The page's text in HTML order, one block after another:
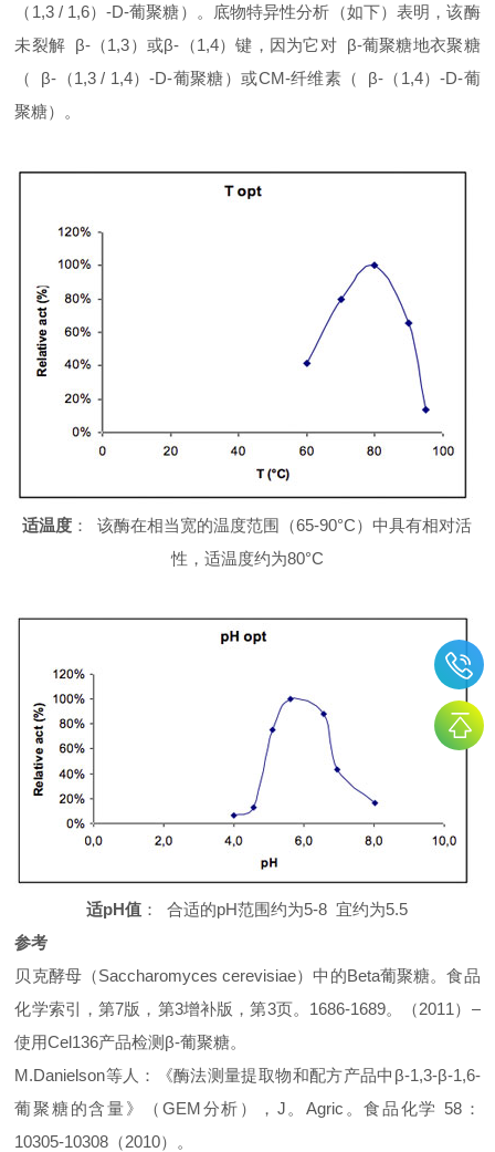
（1,3 / 1,6）-D-葡聚糖）。底物特异性分析（如下）表明，该酶
未裂解 β-（1,3）或β-（1,4）键，因为它对 β-葡聚糖地衣聚糖
（ β-（1,3 / 1,4）-D-葡聚糖）或CM-纤维素（ β-（1,4）-D-葡
聚糖）。
适温度 ：该酶在相当宽的温度范围（65-90°C）中具有相对活
性，适温度约为80°C
适pH值 ：合适的pH范围约为5-8 宜约为5.5
参考
贝克酵母（Saccharomyces cerevisiae）中的Beta葡聚糖。食品
化学索引，第7版，第3增补版，第3页。1686-1689。（2011）–
使用Cel136产品检测β-葡聚糖。
M.Danielson等人：《酶法测量提取物和配方产品中β-1,3-β-1,6-
葡聚糖的含量》（GEM分析），J。Agric。食品化学 58：
10305-10308（2010）。